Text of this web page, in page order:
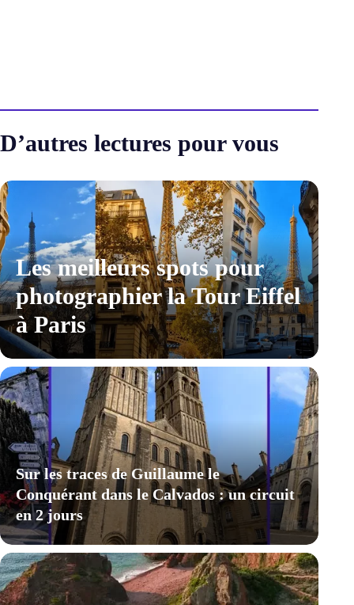
D’autres lectures pour vous
Les meilleurs spots pour
photographier la Tour Eiffel
à Paris
Sur les traces de Guillaume le
Conquérant dans le Calvados : un circuit
en 2 jours